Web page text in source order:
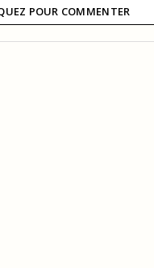
POUR COMMENTER